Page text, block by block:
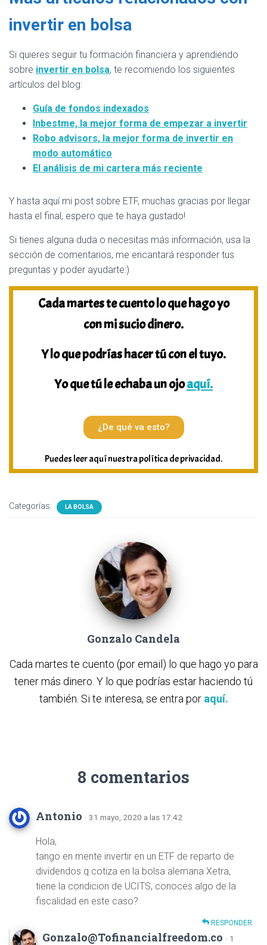
invertir en bolsa
Si quieres seguir tu formación financiera y aprendiendo
sobre invertir en bolsa, te recomiendo los siguientes
artículos del blog:
Guía de fondos indexados
Inbestme, la mejor forma de empezar a invertir
Robo advisors, la mejor forma de invertir en
modo automático
El análisis de mi cartera más reciente
Y hasta aquí mi post sobre ETF, muchas gracias por llegar
hasta el final, espero que te haya gustado!
Si tienes alguna duda o necesitas más información, usa la
sección de comentarios, me encantará responder tus
preguntas y poder ayudarte:)
Cada martes te cuento lo que hago yo
con mi sucio dinero.
Y lo que podrías hacer tú con el tuyo.
Yo que tú le echaba un ojoaquí.
¿De qué va esto?
Puedes leer aquí nuestra política de privacidad.
Categorías: LA BOLSA
Gonzalo Candela
Cada martes te cuento (por email) lo que hago yo para
tener más dinero. Y lo que podrías estar haciendo tú
también. Si te interesa, se entra por aquí.
8 comentarios
Antonio · 31 mayo, 2020 a las 17:42
Hola,
tango en mente invertir en un ETF de reparto de
dividendos q cotiza en la bolsa alemana Xetra,
tiene la condicion de UCITS, conoces algo de la
fiscalidad en este caso?
RESPONDER
Gonzalo@Tofinancialfreedom.co · 1